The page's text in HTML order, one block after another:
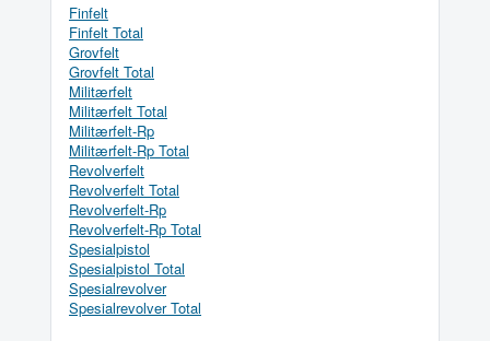
Finfelt
Finfelt Total
Grovfelt
Grovfelt Total
Militærfelt
Militærfelt Total
Militærfelt-Rp
Militærfelt-Rp Total
Revolverfelt
Revolverfelt Total
Revolverfelt-Rp
Revolverfelt-Rp Total
Spesialpistol
Spesialpistol Total
Spesialrevolver
Spesialrevolver Total